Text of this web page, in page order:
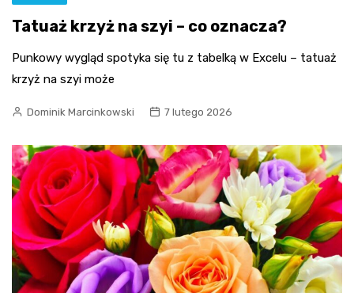
Tatuaż krzyż na szyi – co oznacza?
Punkowy wygląd spotyka się tu z tabelką w Excelu – tatuaż
krzyż na szyi może
Dominik Marcinkowski 7 lutego 2026